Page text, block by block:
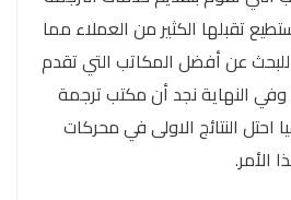
تقبلها الكثير من العملاء مما
عن أفضل المكاتب التي تقدم
وفي النهاية نجد أن مكتب ترجمة
احتل النتائج الاولى في محركات
الأمر.